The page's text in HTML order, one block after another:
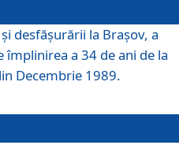
desfăşurării la Braşov, a
a 34 de ani de la
Decembrie 1989.